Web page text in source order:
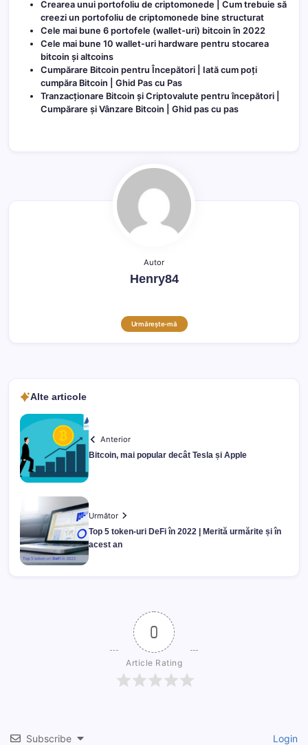
Crearea unui portofoliu de criptomonede | Cum trebuie să
creezi un portofoliu de criptomonede bine structurat
Cele mai bune 6 portofele (wallet-uri) bitcoin în 2022
Cele mai bune 10 wallet-uri hardware pentru stocarea
bitcoin și altcoins
Cumpărare Bitcoin pentru Începători | Iată cum poți
cumpăra Bitcoin | Ghid Pas cu Pas
Tranzacționare Bitcoin și Criptovalute pentru începători |
Cumpărare și Vânzare Bitcoin | Ghid pas cu pas
Autor
Henry84
Urmărește-mă
Alte articole
Anterior
Bitcoin, mai popular decât Tesla și Apple
Următor
Top 5 token-uri DeFi în 2022 | Merită urmărite și în
acest an
0
Article Rating
Subscribe Login